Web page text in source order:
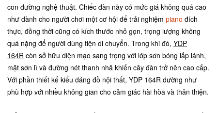
con đường nghệ thuật. Chiếc đàn này có mức giá không quá cao
như dành cho người chơi một cơ hội để trải nghiệm piano đích
thực, đồng thời cũng có kích thước nhỏ gọn, trọng lượng không
quá nặng để người dùng tiện di chuyển. Trong khi đó, YDP
164R còn sở hữu diện mạo sang trọng với lớp sơn bóng lấp lánh,
mặt sơn lì và đường nét thanh nhã khiến cây đàn trở nên cao cấp.
Với phần thiết kế kiểu dáng đồ nội thất, YDP 164R dường như
phù hợp với nhiều không gian cho cảm giác hài hòa và thân thiện.